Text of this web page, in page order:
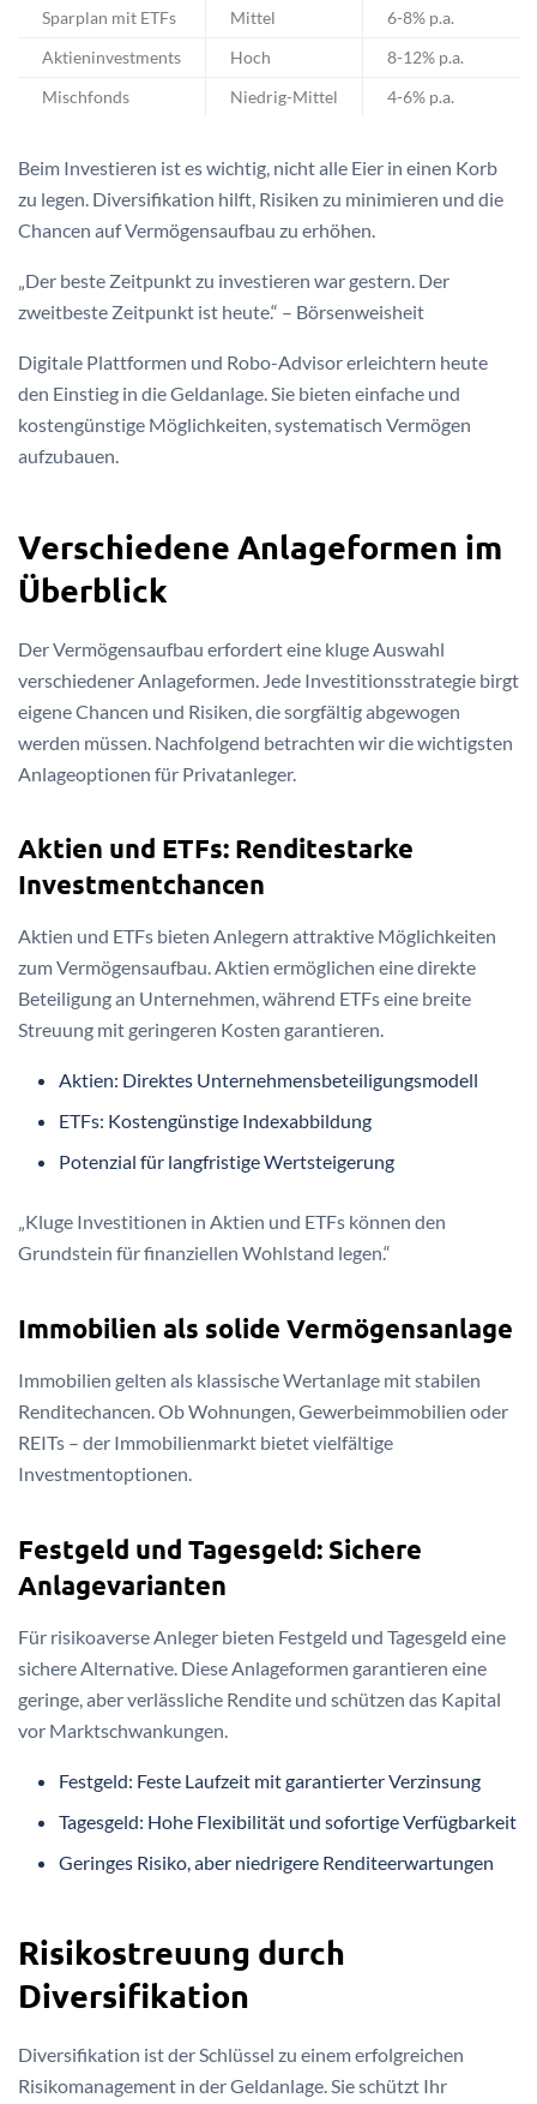
Sparplan mit ETFs Mittel 6-8% p.a.
Aktieninvestments Hoch 8-12% p.a.
Mischfonds Niedrig-Mittel 4-6% p.a.
Beim Investieren ist es wichtig, nicht alle Eier in einen Korb
zu legen. Diversifikation hilft, Risiken zu minimieren und die
Chancen auf Vermögensaufbau zu erhöhen.
„Der beste Zeitpunkt zu investieren war gestern. Der
zweitbeste Zeitpunkt ist heute.“ – Börsenweisheit
Digitale Plattformen und Robo-Advisor erleichtern heute
den Einstieg in die Geldanlage. Sie bieten einfache und
kostengünstige Möglichkeiten, systematisch Vermögen
aufzubauen.
Verschiedene Anlageformen im
Überblick
Der Vermögensaufbau erfordert eine kluge Auswahl
verschiedener Anlageformen. Jede Investitionsstrategie birgt
eigene Chancen und Risiken, die sorgfältig abgewogen
werden müssen. Nachfolgend betrachten wir die wichtigsten
Anlageoptionen für Privatanleger.
Aktien und ETFs: Renditestarke
Investmentchancen
Aktien und ETFs bieten Anlegern attraktive Möglichkeiten
zum Vermögensaufbau. Aktien ermöglichen eine direkte
Beteiligung an Unternehmen, während ETFs eine breite
Streuung mit geringeren Kosten garantieren.
Aktien: Direktes Unternehmensbeteiligungsmodell
ETFs: Kostengünstige Indexabbildung
Potenzial für langfristige Wertsteigerung
„Kluge Investitionen in Aktien und ETFs können den
Grundstein für finanziellen Wohlstand legen.“
Immobilien als solide Vermögensanlage
Immobilien gelten als klassische Wertanlage mit stabilen
Renditechancen. Ob Wohnungen, Gewerbeimmobilien oder
REITs – der Immobilienmarkt bietet vielfältige
Investmentoptionen.
Festgeld und Tagesgeld: Sichere
Anlagevarianten
Für risikoaverse Anleger bieten Festgeld und Tagesgeld eine
sichere Alternative. Diese Anlageformen garantieren eine
geringe, aber verlässliche Rendite und schützen das Kapital
vor Marktschwankungen.
Festgeld: Feste Laufzeit mit garantierter Verzinsung
Tagesgeld: Hohe Flexibilität und sofortige Verfügbarkeit
Geringes Risiko, aber niedrigere Renditeerwartungen
Risikostreuung durch
Diversifikation
Diversifikation ist der Schlüssel zu einem erfolgreichen
Risikomanagement in der Geldanlage. Sie schützt Ihr